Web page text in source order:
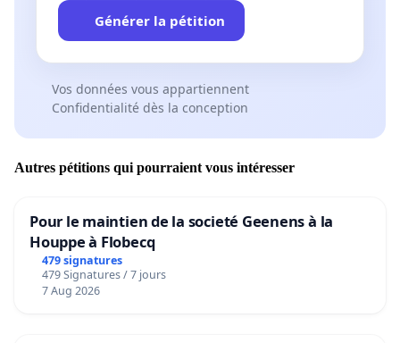
Générer la pétition
Vos données vous appartiennent
Confidentialité dès la conception
Autres pétitions qui pourraient vous intéresser
Pour le maintien de la societé Geenens à la
Houppe à Flobecq
479 signatures
479 Signatures / 7 jours
7 Aug 2026